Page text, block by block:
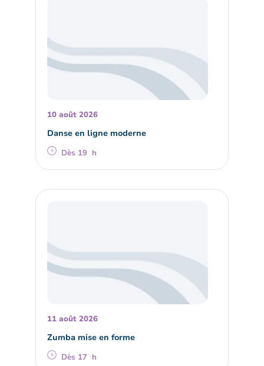
10 août 2026
Danse en ligne moderne
Dès 19 h
11 août 2026
Zumba mise en forme
Dès 17 h